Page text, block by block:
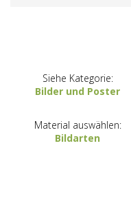
Siehe Kategorie:
Bilder und Poster
Material auswählen:
Bildarten